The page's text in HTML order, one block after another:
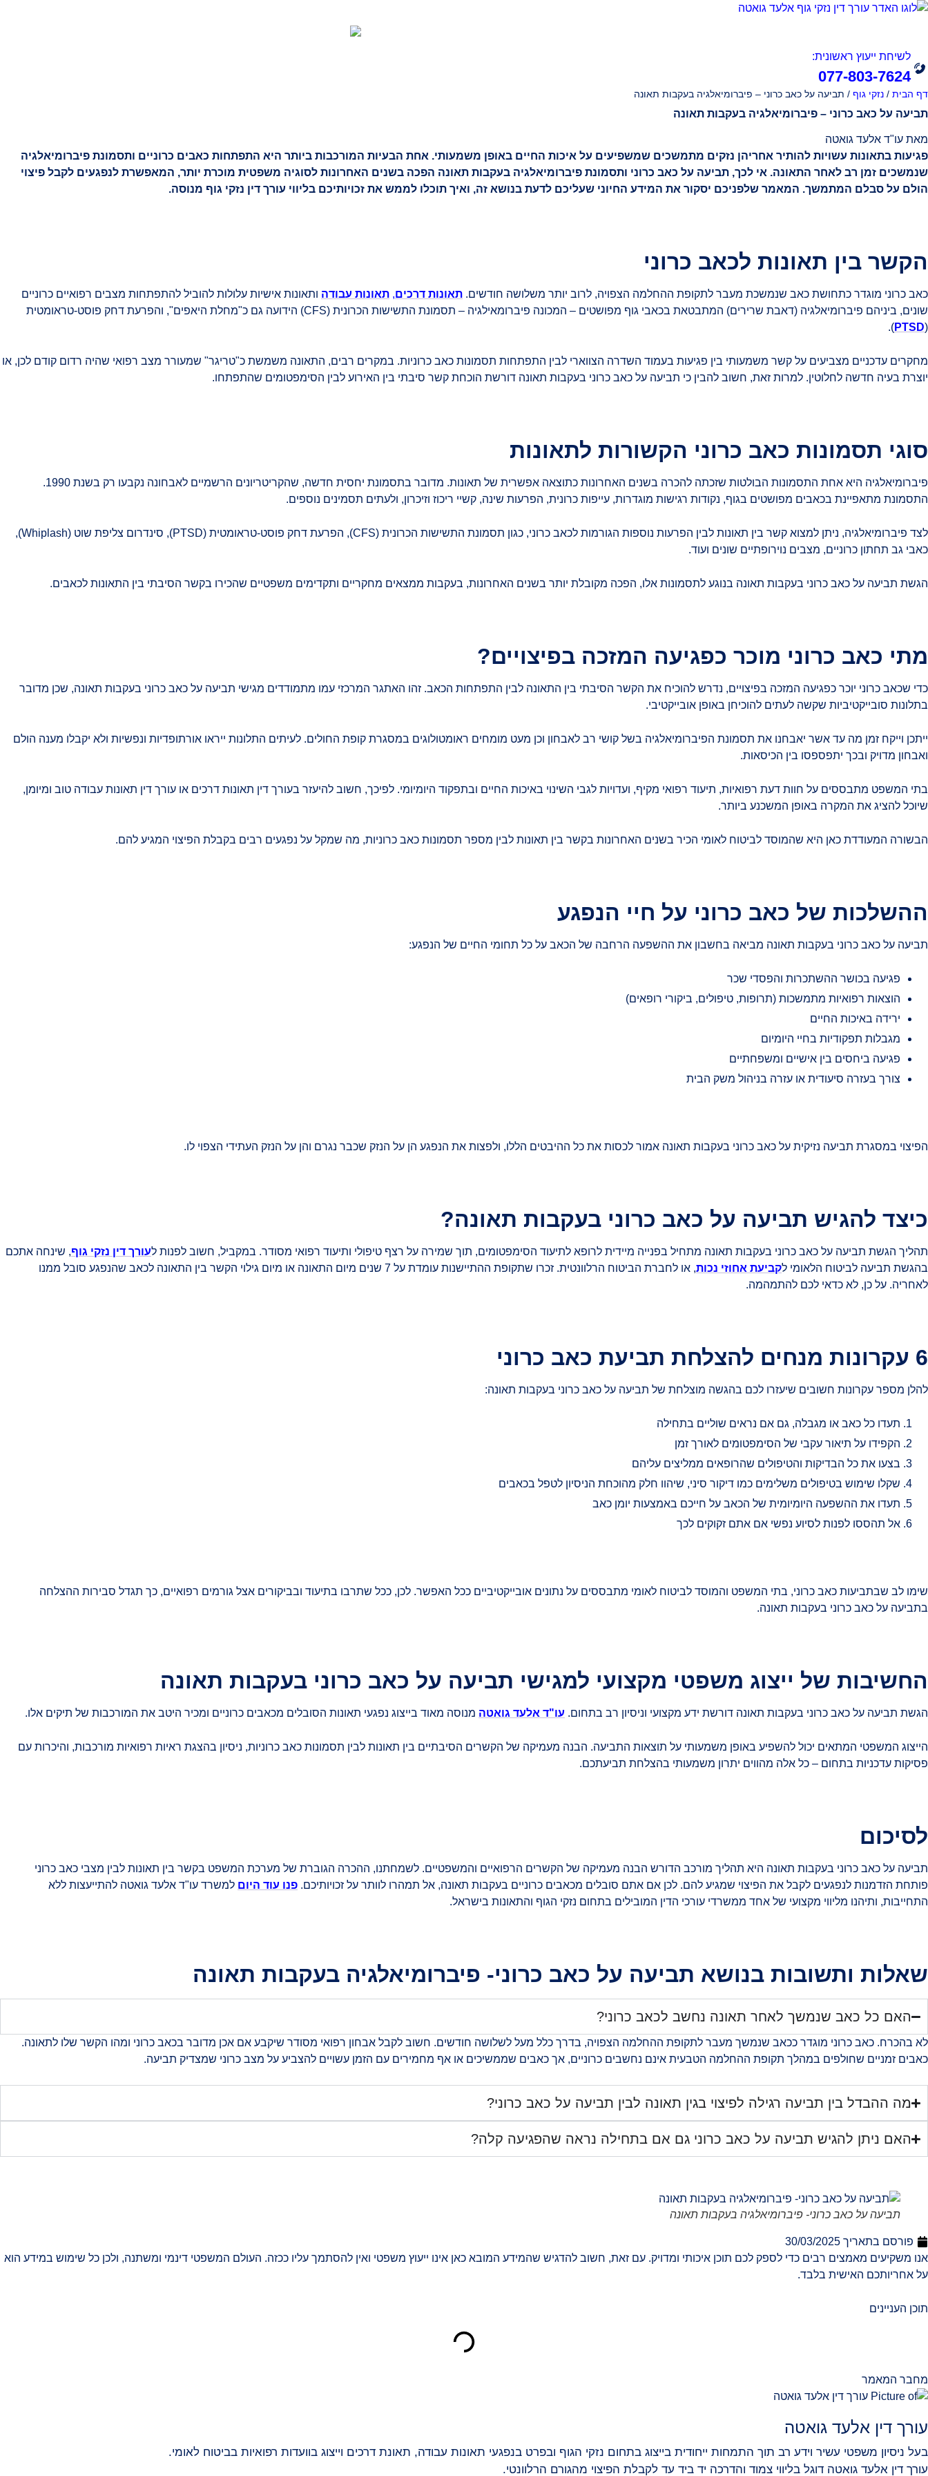
לשיחת ייעוץ ראשונית:
077-803-7624
דף הבית / נזקי גוף / תביעה על כאב כרוני – פיברומיאלגיה בעקבות תאונה
תביעה על כאב כרוני – פיברומיאלגיה בעקבות תאונה
מאת עו"ד אלעד גואטה
פגיעות בתאונות עשויות להותיר אחריהן נזקים מתמשכים שמשפיעים על איכות החיים באופן משמעותי. אחת הבעיות המורכבות ביותר היא התפתחות כאבים כרוניים ותסמונת פיברומיאלגיה
שנמשכים זמן רב לאחר התאונה. אי לכך, תביעה על כאב כרוני ותסמונת פיברומיאלגיה בעקבות תאונה הפכה בשנים האחרונות לסוגיה משפטית מוכרת יותר, המאפשרת לנפגעים לקבל פיצוי
הולם על סבלם המתמשך. המאמר שלפניכם יסקור את המידע החיוני שעליכם לדעת בנושא זה, ואיך תוכלו לממש את זכויותיכם בליווי עורך דין נזקי גוף מנוסה.
הקשר בין תאונות לכאב כרוני
כאב כרוני מוגדר כתחושת כאב שנמשכת מעבר לתקופת ההחלמה הצפויה, לרוב יותר משלושה חודשים. תאונות דרכים, תאונות עבודה ותאונות אישיות עלולות להוביל להתפתחות מצבים רפואיים כרוניים
שונים, ביניהם פיברומיאלגיה (דאבת שרירים) המתבטאת בכאבי גוף מפושטים – המכונה פיברומאילגיה – תסמונת התשישות הכרונית (CFS) הידועה גם כ"מחלת היאפים", והפרעת דחק פוסט-טראומטית
(
PTSD
).
מחקרים עדכניים מצביעים על קשר משמעותי בין פגיעות בעמוד השדרה הצווארי לבין התפתחות תסמונות כאב כרוניות. במקרים רבים, התאונה משמשת כ"טריגר" שמעורר מצב רפואי שהיה רדום קודם לכן, או
יוצרת בעיה חדשה לחלוטין. למרות זאת, חשוב להבין כי תביעה על כאב כרוני בעקבות תאונה דורשת הוכחת קשר סיבתי בין האירוע לבין הסימפטומים שהתפתחו.
סוגי תסמונות כאב כרוני הקשורות לתאונות
פיברומיאלגיה היא אחת התסמונות הבולטות שזכתה להכרה בשנים האחרונות כתוצאה אפשרית של תאונות. מדובר בתסמונת יחסית חדשה, שהקריטריונים הרשמיים לאבחונה נקבעו רק בשנת 1990.
התסמונת מתאפיינת בכאבים מפושטים בגוף, נקודות רגישות מוגדרות, עייפות כרונית, הפרעות שינה, קשיי ריכוז וזיכרון, ולעתים תסמינים נוספים.
לצד פיברומיאלגיה, ניתן למצוא קשר בין תאונות לבין הפרעות נוספות הגורמות לכאב כרוני, כגון תסמונת התשישות הכרונית (CFS), הפרעת דחק פוסט-טראומטית (PTSD), סינדרום צליפת שוט (Whiplash),
כאבי גב תחתון כרוניים, מצבים נוירופתיים שונים ועוד.
הגשת תביעה על כאב כרוני בעקבות תאונה בנוגע לתסמונות אלו, הפכה מקובלת יותר בשנים האחרונות, בעקבות ממצאים מחקריים ותקדימים משפטיים שהכירו בקשר הסיבתי בין התאונות לכאבים.
מתי כאב כרוני מוכר כפגיעה המזכה בפיצויים?
כדי שכאב כרוני יוכר כפגיעה המזכה בפיצויים, נדרש להוכיח את הקשר הסיבתי בין התאונה לבין התפתחות הכאב. זהו האתגר המרכזי עמו מתמודדים מגישי תביעה על כאב כרוני בעקבות תאונה, שכן מדובר
בתלונות סובייקטיביות שקשה לעתים להוכיחן באופן אובייקטיבי.
ייתכן וייקח זמן מה עד אשר יאבחנו את תסמונת הפיברומיאלגיה בשל קושי רב לאבחון וכן מעט מומחים ראומטולוגים במסגרת קופת החולים. לעיתים התלונות ייראו אורתופדיות ונפשיות ולא יקבלו מענה הולם
ואבחון מדויק ובכך יתפספסו בין הכיסאות.
בתי המשפט מתבססים על חוות דעת רפואיות, תיעוד רפואי מקיף, ועדויות לגבי השינוי באיכות החיים ובתפקוד היומיומי. לפיכך, חשוב להיעזר בעורך דין תאונות דרכים או עורך דין תאונות עבודה טוב ומיומן,
שיוכל להציג את המקרה באופן המשכנע ביותר.
הבשורה המעודדת כאן היא שהמוסד לביטוח לאומי הכיר בשנים האחרונות בקשר בין תאונות לבין מספר תסמונות כאב כרוניות, מה שמקל על נפגעים רבים בקבלת הפיצוי המגיע להם.
ההשלכות של כאב כרוני על חיי הנפגע
תביעה על כאב כרוני בעקבות תאונה מביאה בחשבון את ההשפעה הרחבה של הכאב על כל תחומי החיים של הנפגע:
פגיעה בכושר ההשתכרות והפסדי שכר
הוצאות רפואיות מתמשכות (תרופות, טיפולים, ביקורי רופאים)
ירידה באיכות החיים
מגבלות תפקודיות בחיי היומיום
פגיעה ביחסים בין אישיים ומשפחתיים
צורך בעזרה סיעודית או עזרה בניהול משק הבית
הפיצוי במסגרת תביעה נזיקית על כאב כרוני בעקבות תאונה אמור לכסות את כל ההיבטים הללו, ולפצות את הנפגע הן על הנזק שכבר נגרם והן על הנזק העתידי הצפוי לו.
כיצד להגיש תביעה על כאב כרוני בעקבות תאונה?
תהליך הגשת תביעה על כאב כרוני בעקבות תאונה מתחיל בפנייה מיידית לרופא לתיעוד הסימפטומים, תוך שמירה על רצף טיפולי ותיעוד רפואי מסודר. במקביל, חשוב לפנות לעורך דין נזקי גוף, שינחה אתכם
בהגשת תביעה לביטוח הלאומי לקביעת אחוזי נכות
, או לחברת הביטוח הרלוונטית. זכרו שתקופת ההתיישנות עומדת על 7 שנים מיום התאונה או מיום גילוי הקשר בין התאונה לכאב שהנפגע סובל ממנו
לאחריה. על כן, לא כדאי לכם להתמהמה.
6 עקרונות מנחים להצלחת תביעת כאב כרוני
להלן מספר עקרונות חשובים שיעזרו לכם בהגשה מוצלחת של תביעה על כאב כרוני בעקבות תאונה:
תעדו כל כאב או מגבלה, גם אם נראים שוליים בתחילה
הקפידו על תיאור עקבי של הסימפטומים לאורך זמן
בצעו את כל הבדיקות והטיפולים שהרופאים ממליצים עליהם
שקלו שימוש בטיפולים משלימים כמו דיקור סיני, שיהוו חלק מהוכחת הניסיון לטפל בכאבים
תעדו את ההשפעה היומיומית של הכאב על חייכם באמצעות יומן כאב
אל תהססו לפנות לסיוע נפשי אם אתם זקוקים לכך
שימו לב שבתביעות כאב כרוני, בתי המשפט והמוסד לביטוח לאומי מתבססים על נתונים אובייקטיביים ככל האפשר. לכן, ככל שתרבו בתיעוד ובביקורים אצל גורמים רפואיים, כך תגדל סבירות ההצלחה
בתביעה על כאב כרוני בעקבות תאונה.
החשיבות של ייצוג משפטי מקצועי למגישי תביעה על כאב כרוני בעקבות תאונה
הגשת תביעה על כאב כרוני בעקבות תאונה דורשת ידע מקצועי וניסיון רב בתחום. עו"ד אלעד גואטה מנוסה מאוד בייצוג נפגעי תאונות הסובלים מכאבים כרוניים ומכיר היטב את המורכבות של תיקים אלו.
הייצוג המשפטי המתאים יכול להשפיע באופן משמעותי על תוצאות התביעה. הבנה מעמיקה של הקשרים הסיבתיים בין תאונות לבין תסמונות כאב כרוניות, ניסיון בהצגת ראיות רפואיות מורכבות, והיכרות עם
פסיקות עדכניות בתחום – כל אלה מהווים יתרון משמעותי בהצלחת תביעתכם.
לסיכום
תביעה על כאב כרוני בעקבות תאונה היא תהליך מורכב הדורש הבנה מעמיקה של הקשרים הרפואיים והמשפטיים. לשמחתנו, ההכרה הגוברת של מערכת המשפט בקשר בין תאונות לבין מצבי כאב כרוני
פותחת הזדמנות לנפגעים לקבל את הפיצוי שמגיע להם. לכן אם אתם סובלים מכאבים כרוניים בעקבות תאונה, אל תמהרו לוותר על זכויותיכם. פנו עוד היום למשרד עו"ד אלעד גואטה להתייעצות ללא
התחייבות, ותיהנו מליווי מקצועי של אחד ממשרדי עורכי הדין המובילים בתחום נזקי הגוף והתאונות בישראל.
שאלות ותשובות בנושא תביעה על כאב כרוני- פיברומיאלגיה בעקבות תאונה
האם כל כאב שנמשך לאחר תאונה נחשב לכאב כרוני?
לא בהכרח. כאב כרוני מוגדר ככאב שנמשך מעבר לתקופת ההחלמה הצפויה, בדרך כלל מעל לשלושה חודשים. חשוב לקבל אבחון רפואי מסודר שיקבע אם אכן מדובר בכאב כרוני ומהו הקשר שלו לתאונה.
כאבים זמניים שחולפים במהלך תקופת ההחלמה הטבעית אינם נחשבים כרוניים, אך כאבים שממשיכים או אף מחמירים עם הזמן עשויים להצביע על מצב כרוני שמצדיק תביעה.
מה ההבדל בין תביעה רגילה לפיצוי בגין תאונה לבין תביעה על כאב כרוני?
האם ניתן להגיש תביעה על כאב כרוני גם אם בתחילה נראה שהפגיעה קלה?
תביעה על כאב כרוני- פיברומיאלגיה בעקבות תאונה
פורסם בתאריך 30/03/2025
אנו משקיעים מאמצים רבים כדי לספק לכם תוכן איכותי ומדויק. עם זאת, חשוב להדגיש שהמידע המובא כאן אינו ייעוץ משפטי ואין להסתמך עליו ככזה. העולם המשפטי דינמי ומשתנה, ולכן כל שימוש במידע הוא
על אחריותכם האישית בלבד.
תוכן העניינים
מחבר המאמר
עורך דין אלעד גואטה
בעל ניסיון משפטי עשיר וידע רב תוך התמחות ייחודית בייצוג בתחום נזקי הגוף ובפרט בנפגעי תאונות עבודה, תאונת דרכים וייצוג בוועדות רפואיות בביטוח לאומי.
עורך דין אלעד גואטה דוגל בליווי צמוד והדרכה יד ביד עד לקבלת הפיצוי מהגורם הרלוונטי.